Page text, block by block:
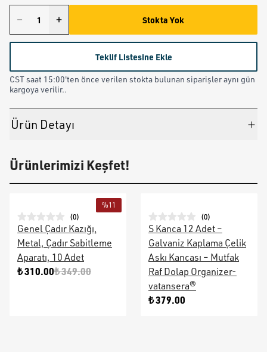
Stokta Yok
Teklif Listesine Ekle
CST saat 15:00'ten önce verilen stokta bulunan siparişler aynı gün
kargoya verilir..
Ürün Detayı
Ürünlerimizi Keşfet!
%11
(0)
Genel Çadır Kazığı,
Metal, Çadır Sabitleme
Aparatı, 10 Adet
₺ 310.00₺ 349.00
(0)
S Kanca 12 Adet –
Galvaniz Kaplama Çelik
Askı Kancası – Mutfak
Raf Dolap Organizer-
vatansera®
₺ 379.00